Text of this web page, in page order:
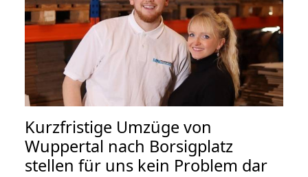
Kurzfristige Umzüge von
Wuppertal nach Borsigplatz
stellen für uns kein Problem dar